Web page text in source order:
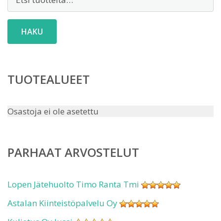
HAKU
TUOTEALUEET
Osastoja ei ole asetettu
PARHAAT ARVOSTELUT
Lopen Jätehuolto Timo Ranta Tmi
Astalan Kiinteistöpalvelu Oy